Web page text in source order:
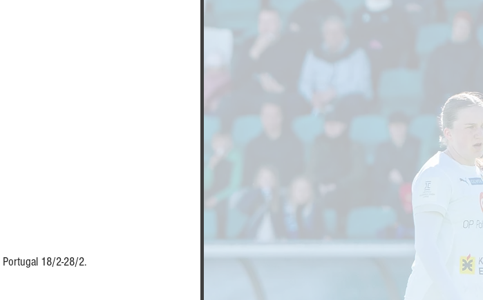
Portugal 18/2-28/2.